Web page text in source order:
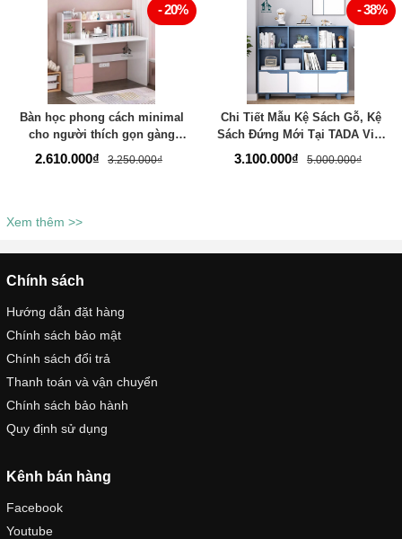
- 20%
Bàn học phong cách minimal
cho người thích gọn gàng
thương hiệu TADA VIỆT NAM -
TDBH57
2.610.000₫ 3.250.000₫
- 38%
Chi Tiết Mẫu Kệ Sách Gỗ, Kệ
Sách Đứng Mới Tại TADA Việt
Nam - TDKS104
3.100.000₫ 5.000.000₫
Xem thêm >>
Chính sách
Hướng dẫn đặt hàng
Chính sách bảo mật
Chính sách đổi trả
Thanh toán và vận chuyển
Chính sách bảo hành
Quy định sử dụng
Kênh bán hàng
Facebook
Youtube